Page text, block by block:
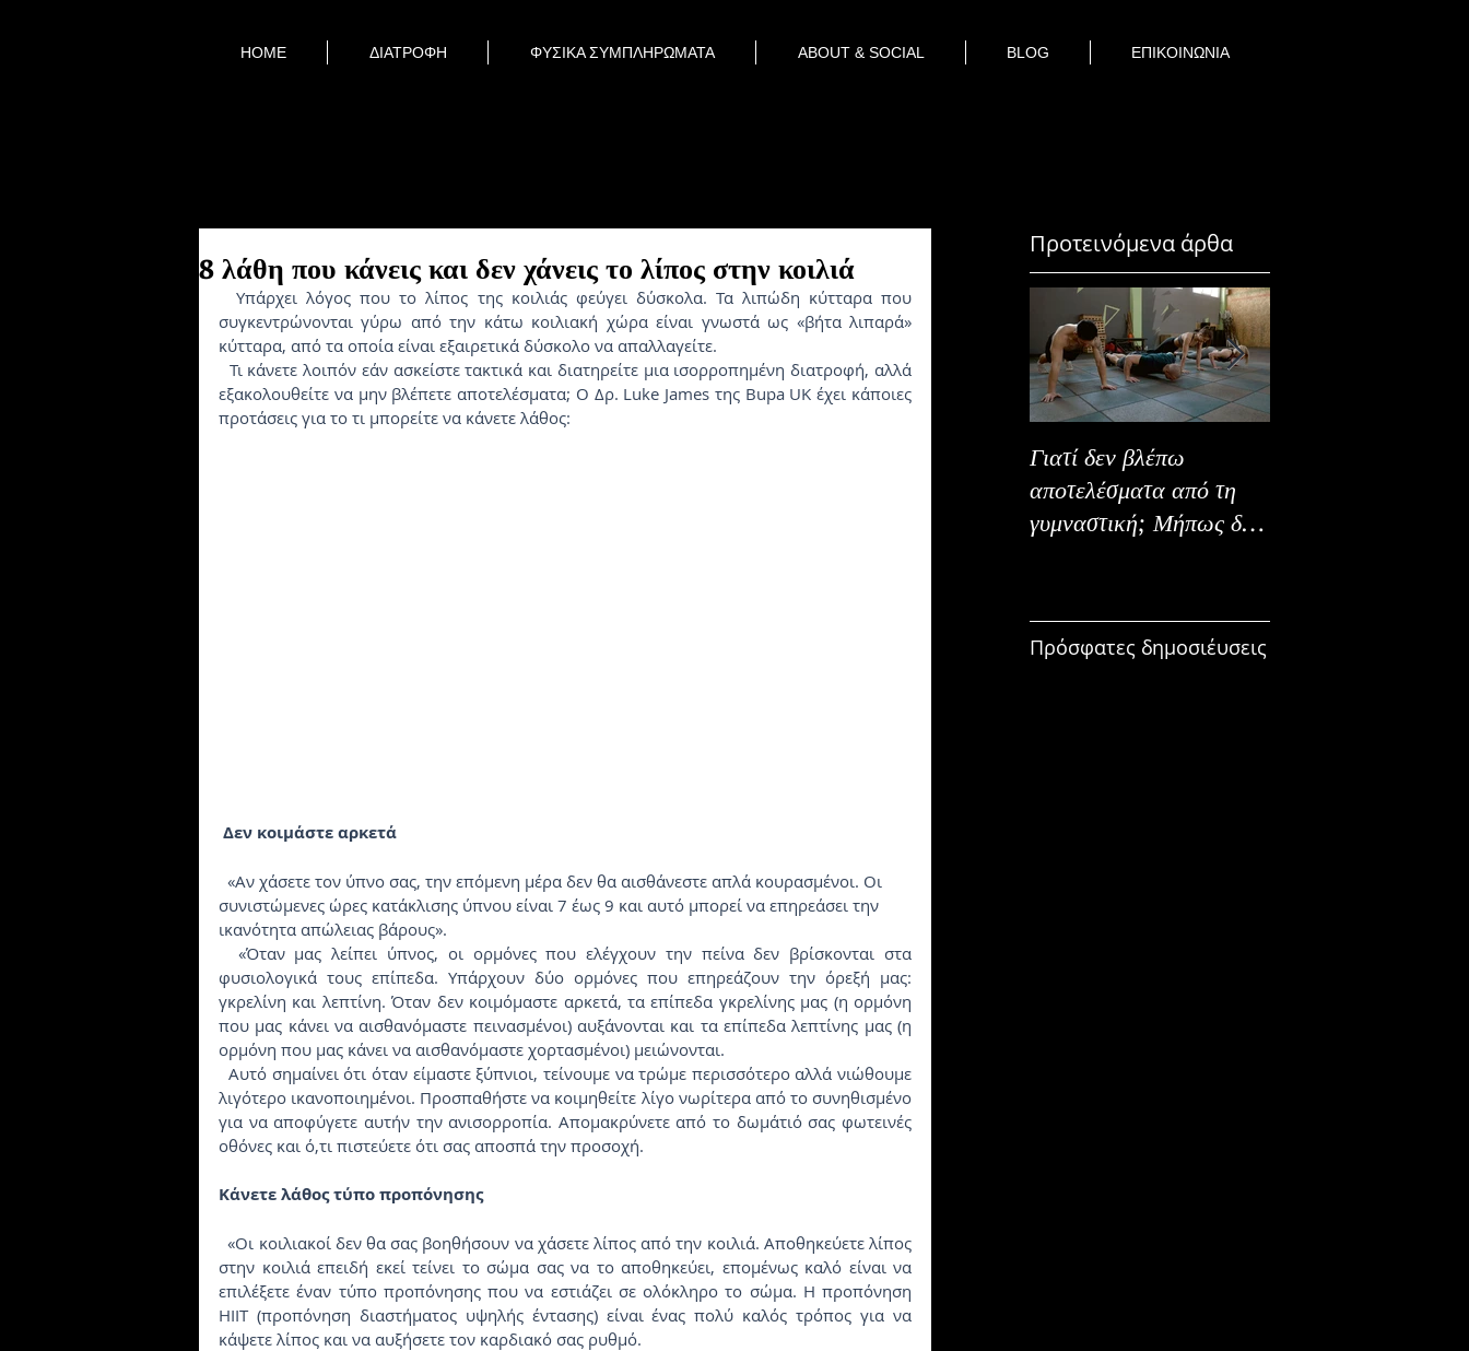
8 λάθη που κάνεις και δεν χάνεις το λίπος στην κοιλιά
  Υπάρχει λόγος που το λίπος της κοιλιάς φεύγει δύσκολα. Τα λιπώδη κύτταρα που
συγκεντρώνονται γύρω από την κάτω κοιλιακή χώρα είναι γνωστά ως «βήτα λιπαρά»
κύτταρα, από τα οποία είναι εξαιρετικά δύσκολο να απαλλαγείτε.
εξακολουθείτε να μην βλέπετε αποτελέσματα; Ο Δρ. Luke James της Bupa UK έχει κάποιες
προτάσεις για το τι μπορείτε να κάνετε λάθος:
Δεν κοιμάστε αρκετά
συνιστώμενες ώρες κατάκλισης ύπνου είναι 7 έως 9 και αυτό μπορεί να επηρεάσει την
ικανότητα απώλειας βάρους».
φυσιολογικά τους επίπεδα. Υπάρχουν δύο ορμόνες που επηρεάζουν την όρεξή μας:
γκρελίνη και λεπτίνη. Όταν δεν κοιμόμαστε αρκετά, τα επίπεδα γκρελίνης μας (η ορμόνη
που μας κάνει να αισθανόμαστε πεινασμένοι) αυξάνονται και τα επίπεδα λεπτίνης μας (η
ορμόνη που μας κάνει να αισθανόμαστε χορτασμένοι) μειώνονται.
  Αυτό σημαίνει ότι όταν είμαστε ξύπνιοι, τείνουμε να τρώμε περισσότερο αλλά νιώθουμε
λιγότερο ικανοποιημένοι. Προσπαθήστε να κοιμηθείτε λίγο νωρίτερα από το συνηθισμένο
για να αποφύγετε αυτήν την ανισορροπία. Απομακρύνετε από το δωμάτιό σας φωτεινές
οθόνες και ό,τι πιστεύετε ότι σας αποσπά την προσοχή.
Κάνετε λάθος τύπο προπόνησης
  «Οι κοιλιακοί δεν θα σας βοηθήσουν να χάσετε λίπος από την κοιλιά. Αποθηκεύετε λίπος
στην κοιλιά επειδή εκεί τείνει το σώμα σας να το αποθηκεύει, επομένως καλό είναι να
επιλέξετε έναν τύπο προπόνησης που να εστιάζει σε ολόκληρο το σώμα. Η προπόνηση
HIIT (προπόνηση διαστήματος υψηλής έντασης) είναι ένας πολύ καλός τρόπος για να
κάψετε λίπος και να αυξήσετε τον καρδιακό σας ρυθμό.
Προτεινόμενα άρθα
Γιατί δεν βλέπω
αποτελέσματα από τη
γυμναστική; Μήπως δεν
Πρόσφατες δημοσιέυσεις
HOME ΔΙΑΤΡΟΦΗ ΦΥΣΙΚΑ ΣΥΜΠΛΗΡΩΜΑΤΑ ABOUT & SOCIAL BLOG ΕΠΙΚΟΙΝΩΝΙΑ